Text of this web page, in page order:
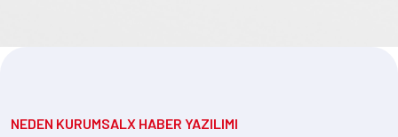
NEDEN KURUMSALX HABER YAZILIMI